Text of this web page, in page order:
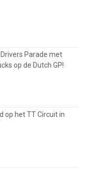
Parade met
op de Dutch GP!
op het TT Circuit in